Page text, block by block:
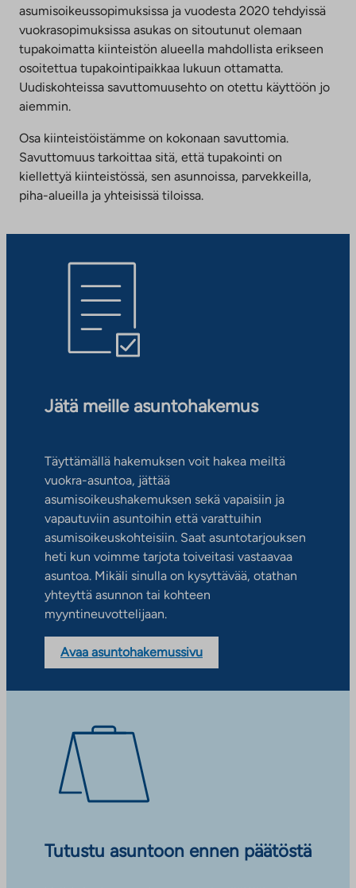
asumisoikeussopimuksissa ja vuodesta 2020 tehdyissä
vuokrasopimuksissa asukas on sitoutunut olemaan
tupakoimatta kiinteistön alueella mahdollista erikseen
osoitettua tupakointipaikkaa lukuun ottamatta.
Uudiskohteissa savuttomuusehto on otettu käyttöön jo
aiemmin.
Osa kiinteistöistämme on kokonaan savuttomia.
Savuttomuus tarkoittaa sitä, että tupakointi on
kiellettyä kiinteistössä, sen asunnoissa, parvekkeilla,
piha-alueilla ja yhteisissä tiloissa.
Jätä meille asuntohakemus
Täyttämällä hakemuksen voit hakea meiltä
vuokra-asuntoa, jättää
asumisoikeushakemuksen sekä vapaisiin ja
vapautuviin asuntoihin että varattuihin
asumisoikeuskohteisiin. Saat asuntotarjouksen
heti kun voimme tarjota toiveitasi vastaavaa
asuntoa. Mikäli sinulla on kysyttävää, otathan
yhteyttä asunnon tai kohteen
myyntineuvottelijaan.
Avaa asuntohakemussivu
Tutustu asuntoon ennen päätöstä